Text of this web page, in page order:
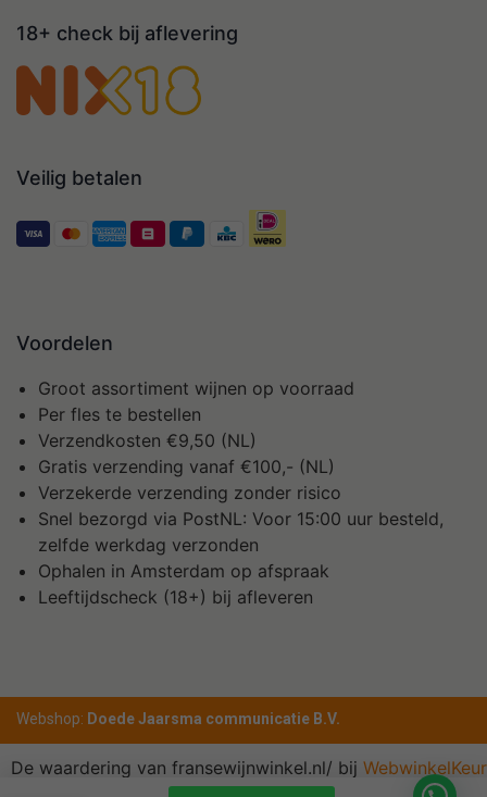
18+ check bij aflevering
Veilig betalen
Voordelen
Groot assortiment wijnen op voorraad
Per fles te bestellen
Verzendkosten €9,50 (NL)
Gratis verzending vanaf €100,- (NL)
Verzekerde verzending zonder risico
Snel bezorgd via PostNL: Voor 15:00 uur besteld,
zelfde werkdag verzonden
Ophalen in Amsterdam op afspraak
Leeftijdscheck (18+) bij afleveren
Webshop: Doede Jaarsma communicatie B.V.
De waardering van fransewijnwinkel.nl/ bij WebwinkelKeur